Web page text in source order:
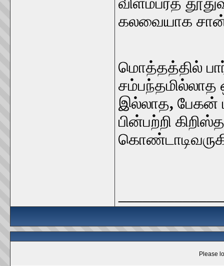
கலவையாக
மொத்தத்தில்
சம்பந்தமில்லாத
இல்லாத, பேகன்
பின்பற்றி
Please